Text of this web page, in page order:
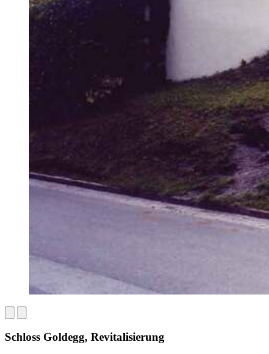
Schloss Goldegg, Revitalisierung